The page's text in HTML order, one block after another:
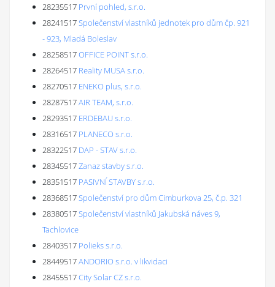
28235517 První pohled, s.r.o.
28241517Společenství vlastníků jednotek pro dům čp. 921
- 923, Mladá Boleslav
28258517OFFICE POINT s.r.o.
28264517 Reality MUSA s.r.o.
28270517 ENEKO plus, s.r.o.
28287517AIR TEAM, s.r.o.
28293517 ERDEBAU s.r.o.
28316517 PLANECO s.r.o.
28322517 DAP - STAV s.r.o.
28345517Zanaz stavby s.r.o.
28351517 PASIVNÍ STAVBY s.r.o.
28368517Společenství pro dům Cimburkova 25, č.p. 321
28380517Společenství vlastníků Jakubská náves 9,
Tachlovice
28403517 Polieks s.r.o.
28449517ANDORIO s.r.o. v likvidaci
28455517City Solar CZ s.r.o.